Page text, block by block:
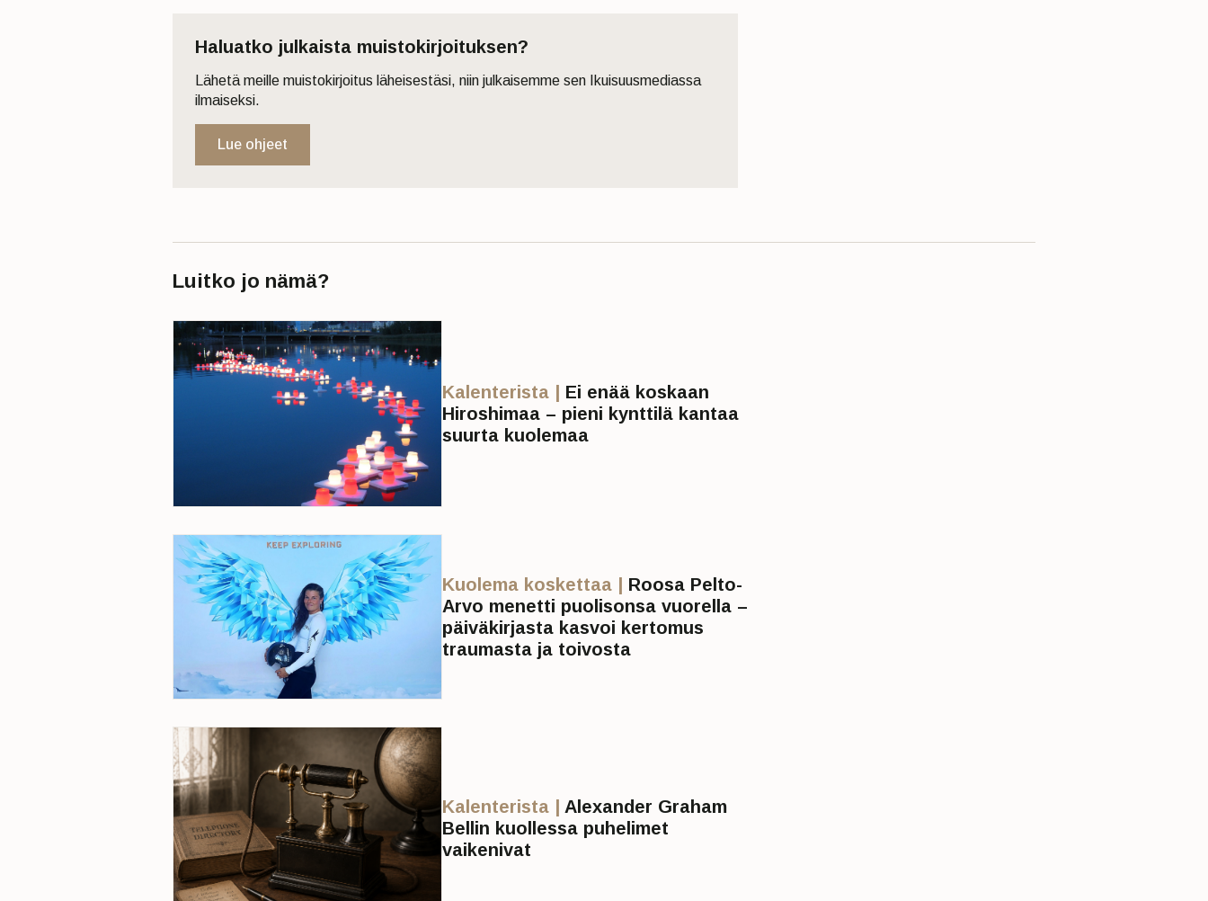
Haluatko julkaista muistokirjoituksen?
Lähetä meille muistokirjoitus läheisestäsi, niin julkaisemme sen Ikuisuusmediassa
ilmaiseksi.
Lue ohjeet
Luitko jo nämä?
Kalenterista | Ei enää koskaan
Hiroshimaa – pieni kynttilä kantaa
suurta kuolemaa
Kuolema koskettaa | Roosa Pelto-
Arvo menetti puolisonsa vuorella –
päiväkirjasta kasvoi kertomus
traumasta ja toivosta
Kalenterista | Alexander Graham
Bellin kuollessa puhelimet
vaikenivat